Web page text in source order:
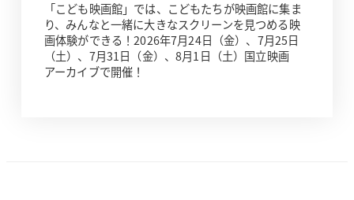
「こども映画館」では、こどもたちが映画館に集ま
り、みんなと一緒に大きなスクリーンを見つめる映
画体験ができる！2026年7月24日（金）、7月25日
（土）、7月31日（金）、8月1日（土）国立映画
アーカイブで開催！